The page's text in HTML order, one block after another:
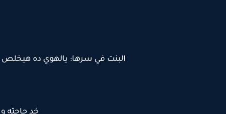
البنت في سرها: يالهوي ده هيخلص
خد